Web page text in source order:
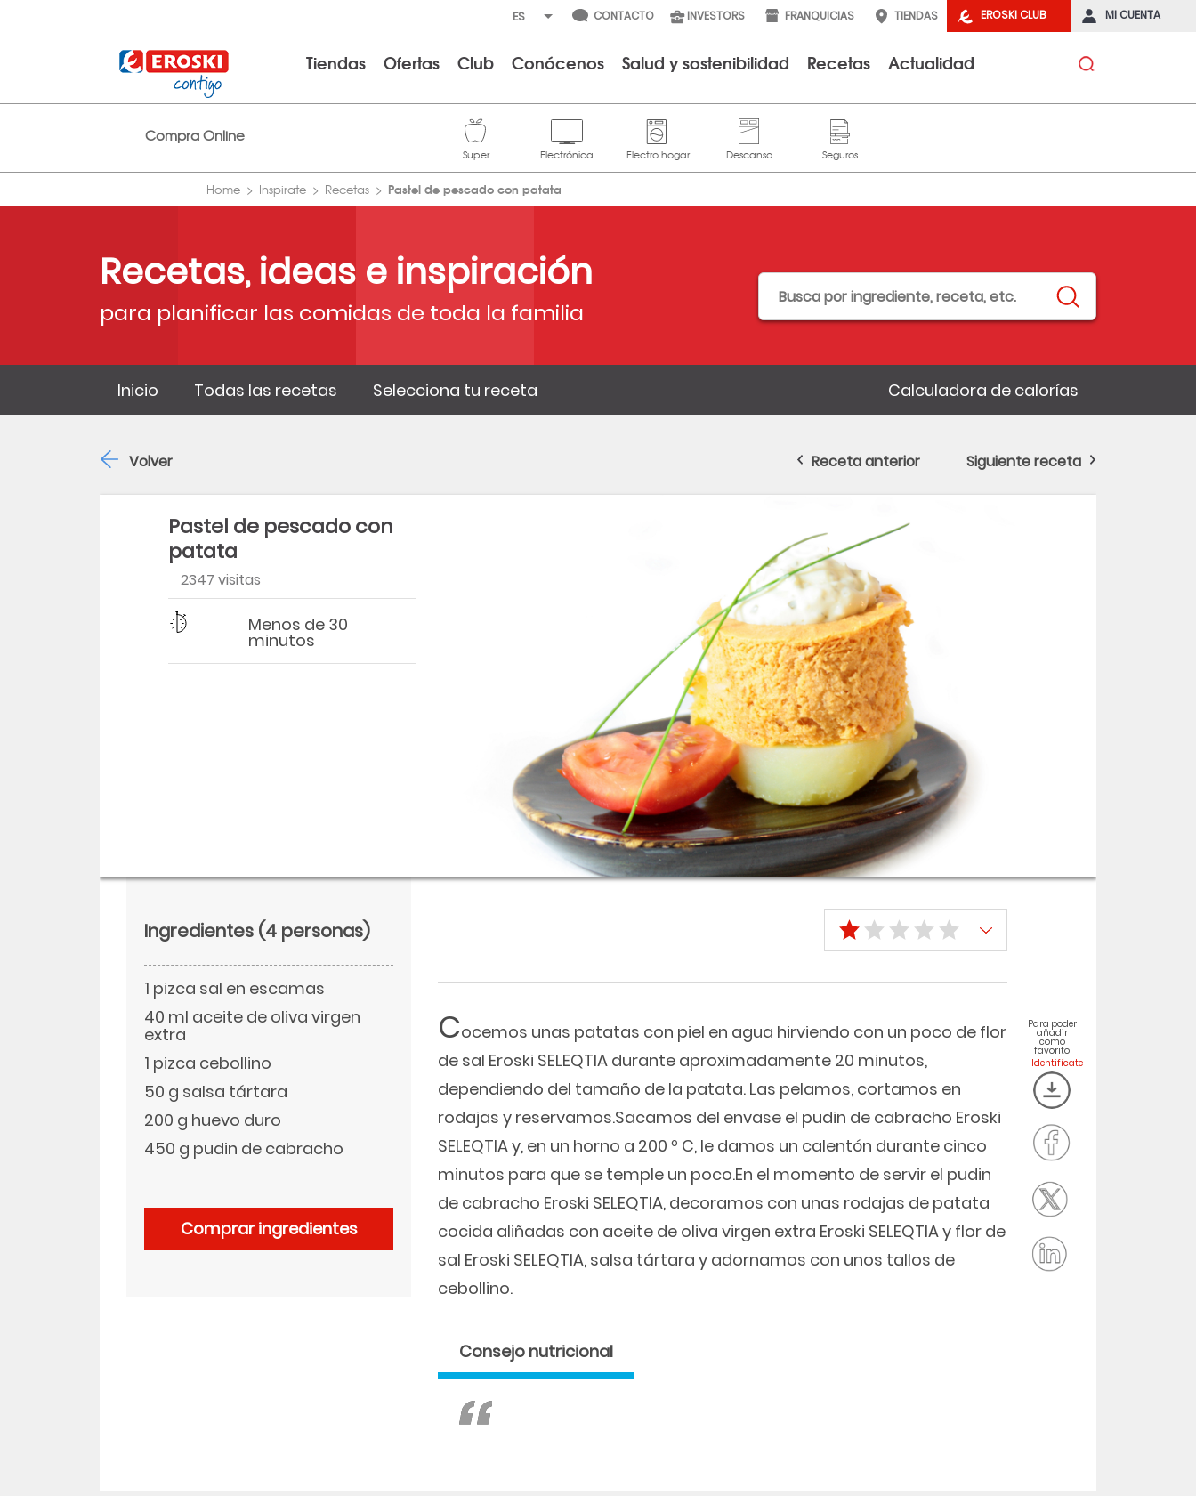
EROSKI CLUB MI CUENTA
CONTACTO INVESTORS FRANQUICIAS TIENDAS
Tiendas Ofertas Club Conócenos Salud y sostenibilidad Recetas Actualidad
Compra Online
Home Inspirate Recetas Pastel de pescado con patata
Recetas, ideas e inspiración
para planificar las comidas de toda la familia
Inicio Todas las recetas Selecciona tu receta Calculadora de calorías
Pastel de pescado con
patata
2347 visitas
Dificultad
Tiempo Menos de 30
minutos
Cocemos unas patatas con piel en agua hirviendo con un poco de flor
de sal Eroski SELEQTIA durante aproximadamente 20 minutos,
dependiendo del tamaño de la patata. Las pelamos, cortamos en
rodajas y reservamos.Sacamos del envase el pudin de cabracho Eroski
SELEQTIA y, en un horno a 200 º C, le damos un calentón durante cinco
minutos para que se temple un poco.En el momento de servir el pudin
de cabracho Eroski SELEQTIA, decoramos con unas rodajas de patata
cocida aliñadas con aceite de oliva virgen extra Eroski SELEQTIA y flor de
sal Eroski SELEQTIA, salsa tártara y adornamos con unos tallos de
cebollino.
Consejo nutricional
Para poder
añadir
como
favorito
Ingredientes (4 personas)
1 pizca sal en escamas
40 ml aceite de oliva virgen
extra
1 pizca cebollino
50 g salsa tártara
200 g huevo duro
450 g pudin de cabracho
Comprar ingredientes
Volver Receta anterior Siguiente receta